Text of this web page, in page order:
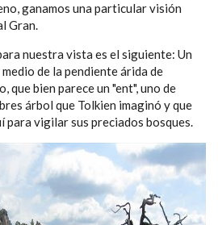
ganamos una particular visión
Gran.
nuestra vista es el siguiente: Un
de la pendiente árida de
que bien parece un "ent", uno de
árbol que Tolkien imaginó y que
para vigilar sus preciados bosques.